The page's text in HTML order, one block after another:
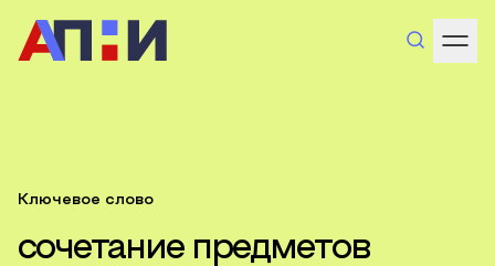
Ключевое слово
сочетание предметов